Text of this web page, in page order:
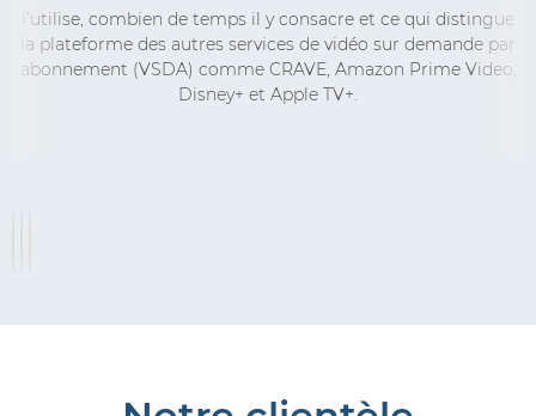
l’utilise, combien de temps il y consacre et ce qui distingue
la plateforme des autres services de vidéo sur demande par
abonnement (VSDA) comme CRAVE, Amazon Prime Video,
Disney+ et Apple TV+.